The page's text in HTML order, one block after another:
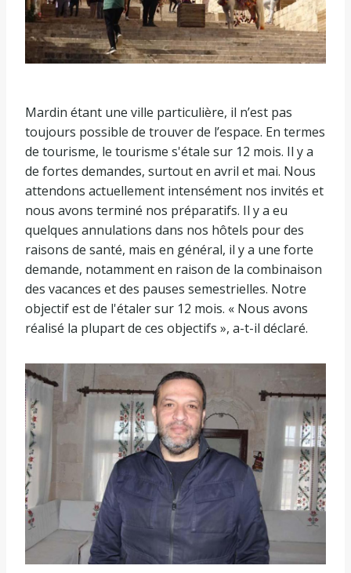
Mardin étant une ville particulière, il n’est pas
toujours possible de trouver de l’espace. En termes
de tourisme, le tourisme s'étale sur 12 mois. Il y a
de fortes demandes, surtout en avril et mai. Nous
attendons actuellement intensément nos invités et
nous avons terminé nos préparatifs. Il y a eu
quelques annulations dans nos hôtels pour des
raisons de santé, mais en général, il y a une forte
demande, notamment en raison de la combinaison
des vacances et des pauses semestrielles. Notre
objectif est de l'étaler sur 12 mois. « Nous avons
réalisé la plupart de ces objectifs », a-t-il déclaré.